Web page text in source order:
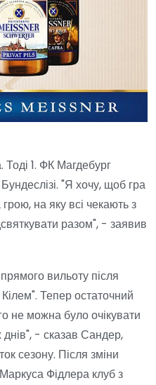
Тоді 1. ФК Магдебург
"Я хочу, щоб гра
на яку всі чекають з
разом", - заявив
вильоту після
Тепер остаточний
не можна було очікувати
- сказав Сандер,
сезону. Після зміни
Фідлера клуб з